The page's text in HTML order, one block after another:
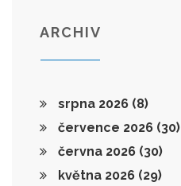
ARCHIV
srpna 2026 (8)
července 2026 (30)
června 2026 (30)
května 2026 (29)